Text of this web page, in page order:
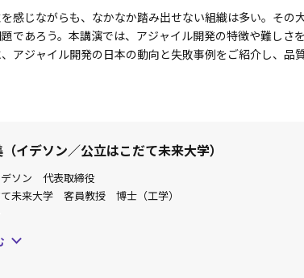
感じながらも、なかなか踏み出せない組織は多い。その
であろう。本講演では、アジャイル開発の特徴や難しさ
アジャイル開発の日本の動向と失敗事例をご紹介し、品
イデソン／公立はこだて未来大学）
デソン 代表取締役
未来大学 客員教授 博士（工学）
イル開発の両方に精通し、現場での豊富な経験を保有してい